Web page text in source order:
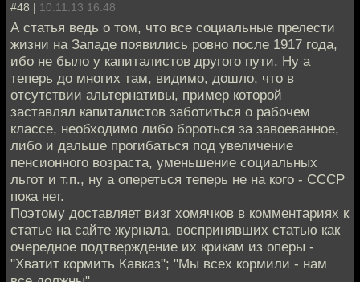
#48 | 10.11.13 16:48
А статья ведь о том, что все социальные прелести
жизни на Западе появились ровно после 1917 года,
ибо не было у капиталистов другого пути. Ну а
теперь до многих там, видимо, дошло, что в
отсутствии альтернативы, пример которой
заставлял капиталистов заботиться о рабочем
классе, необходимо либо бороться за завоеванное,
либо и дальше прогибаться под увеличение
пенсионного возраста, уменьшение социальных
льгот и т.п., ну а опереться теперь не на кого - СССР
пока нет.
Поэтому доставляет визг хомячков в комментариях к
статье на сайте журнала, воспринявших статью как
очередное подтверждение их крикам из оперы -
"Хватит кормить Кавказ"; "Мы всех кормили - нам